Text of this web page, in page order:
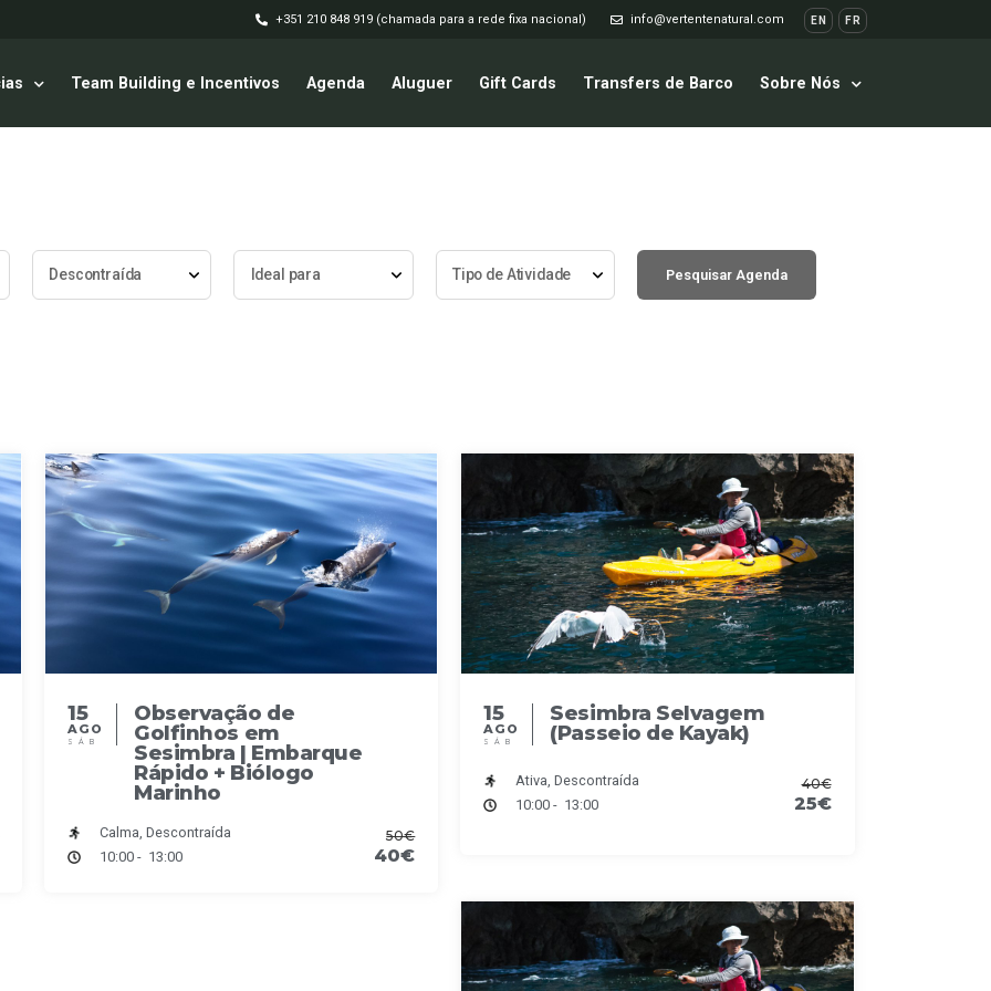
+351 210 848 919 (chamada para a rede fixa nacional) info@vertentenatural.com EN FR
Team Building e Incentivos Agenda Aluguer Gift Cards Transfers de Barco Sobre Nós
15
AGO
SÁB
Observação de
Golfinhos em
Sesimbra | Embarque
Rápido + Biólogo
Marinho
Calma, Descontraída
10:00 - 13:00
50€
40€
15
AGO
SÁB
Sesimbra Selvagem
(Passeio de Kayak)
Ativa, Descontraída
10:00 - 13:00
40€
25€